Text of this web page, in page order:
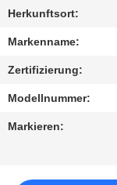
SIE EIN
ZITAT
SITEMAP
PRIVACY
Herkunftsort:
Markenname:
Zertifizierung:
Modellnummer:
Markieren: